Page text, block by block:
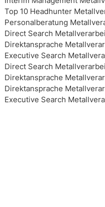
Top 10 Headhunter
Personalberatung
Direct Search
Direktansprache
Executive Search
Direct Search
Direktansprache
Direktansprache
Executive Search